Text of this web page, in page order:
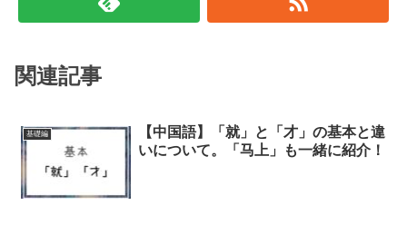
関連記事
基礎編
【中国語】「就」と「才」の基本と違
いについて。「马上」も一緒に紹介！